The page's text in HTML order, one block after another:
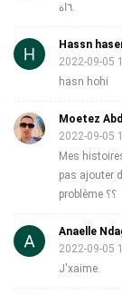
٦اة.
Hassn
2022-09-05
hasn hohi
Moetez
2022-09-05
Mes
pas ajouter
problème ؟؟
Anaelle
2022-09-05
J'xaime